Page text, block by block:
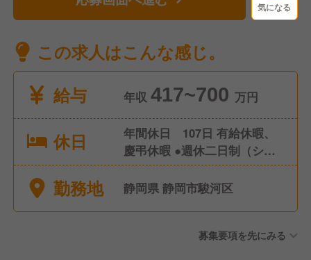
気になる
この求人はこんな感じ。
給与
年収 417~700 万円
休日
年間休日 107日 有給休暇、
慶弔休暇 ●週休二日制（シフ
ト制） ●産前産後休暇（取
得・復帰実績あり） ●育児休
勤務地 静岡県 静岡市駿河区
募集要項を先にみる
気になる